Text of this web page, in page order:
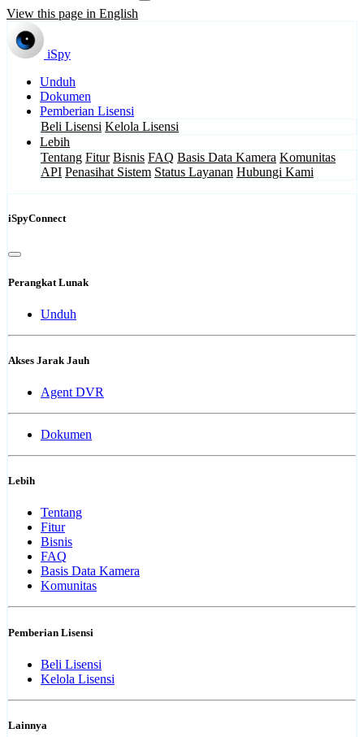
View this page in English
iSpy
Unduh
Dokumen
Pemberian Lisensi
Beli Lisensi Kelola Lisensi
Lebih
Tentang Fitur Bisnis FAQ Basis Data Kamera Komunitas
API Penasihat Sistem Status Layanan Hubungi Kami
iSpyConnect
Perangkat Lunak
Unduh
Akses Jarak Jauh
Agent DVR
Dokumen
Lebih
Tentang
Fitur
Bisnis
FAQ
Basis Data Kamera
Komunitas
Pemberian Lisensi
Beli Lisensi
Kelola Lisensi
Lainnya